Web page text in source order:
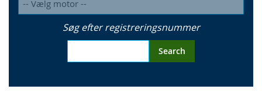
Søg efter registreringsnummer
Search